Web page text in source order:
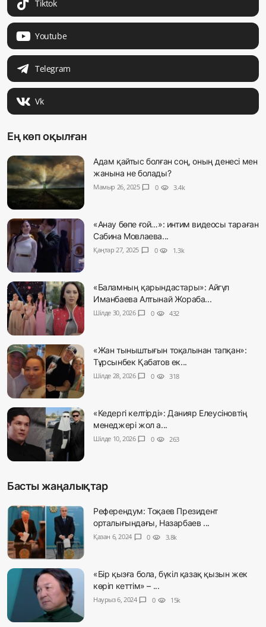
Tiktok
Youtube
Telegram
Vk
Ең көп оқылған
Адам қайтыс болған соң, оның денесі мен
жанына не болады?
Мамыр 26, 2025 chat_bubble 0 visibility 3.4k
«Анау бөпе ғой…»: интим видеосы тараған
Сабина Мовлаева...
Қаңтар 27, 2025 chat_bubble 0 visibility 1.3k
«Баламның қарындастары»: Айгүл
Иманбаева Алтынай Жораба...
Шілде 30, 2026 chat_bubble 0 visibility 432
«Жан тыныштығын тоқалынан тапқан»:
Тұрсынбек Қабатов ек...
Шілде 28, 2026 chat_bubble 0 visibility 318
«Кедергі келтірді»: Данияр Елеусіновтің
менеджері жол а...
Шілде 10, 2026 chat_bubble 0 visibility 263
Басты жаңалықтар
Референдум: Тоқаев Президент
орталығындағы, Назарбаев ...
Қазан 6, 2024 chat_bubble 0 visibility 3.8k
«Бір қызға бола, бүкіл қазақ қызын жек
көріп кеттім» – ...
Наурыз 6, 2024 chat_bubble 0 visibility 15k